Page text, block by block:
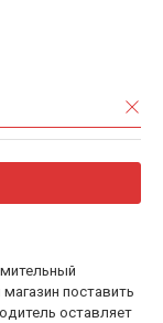
поставить
оставляет